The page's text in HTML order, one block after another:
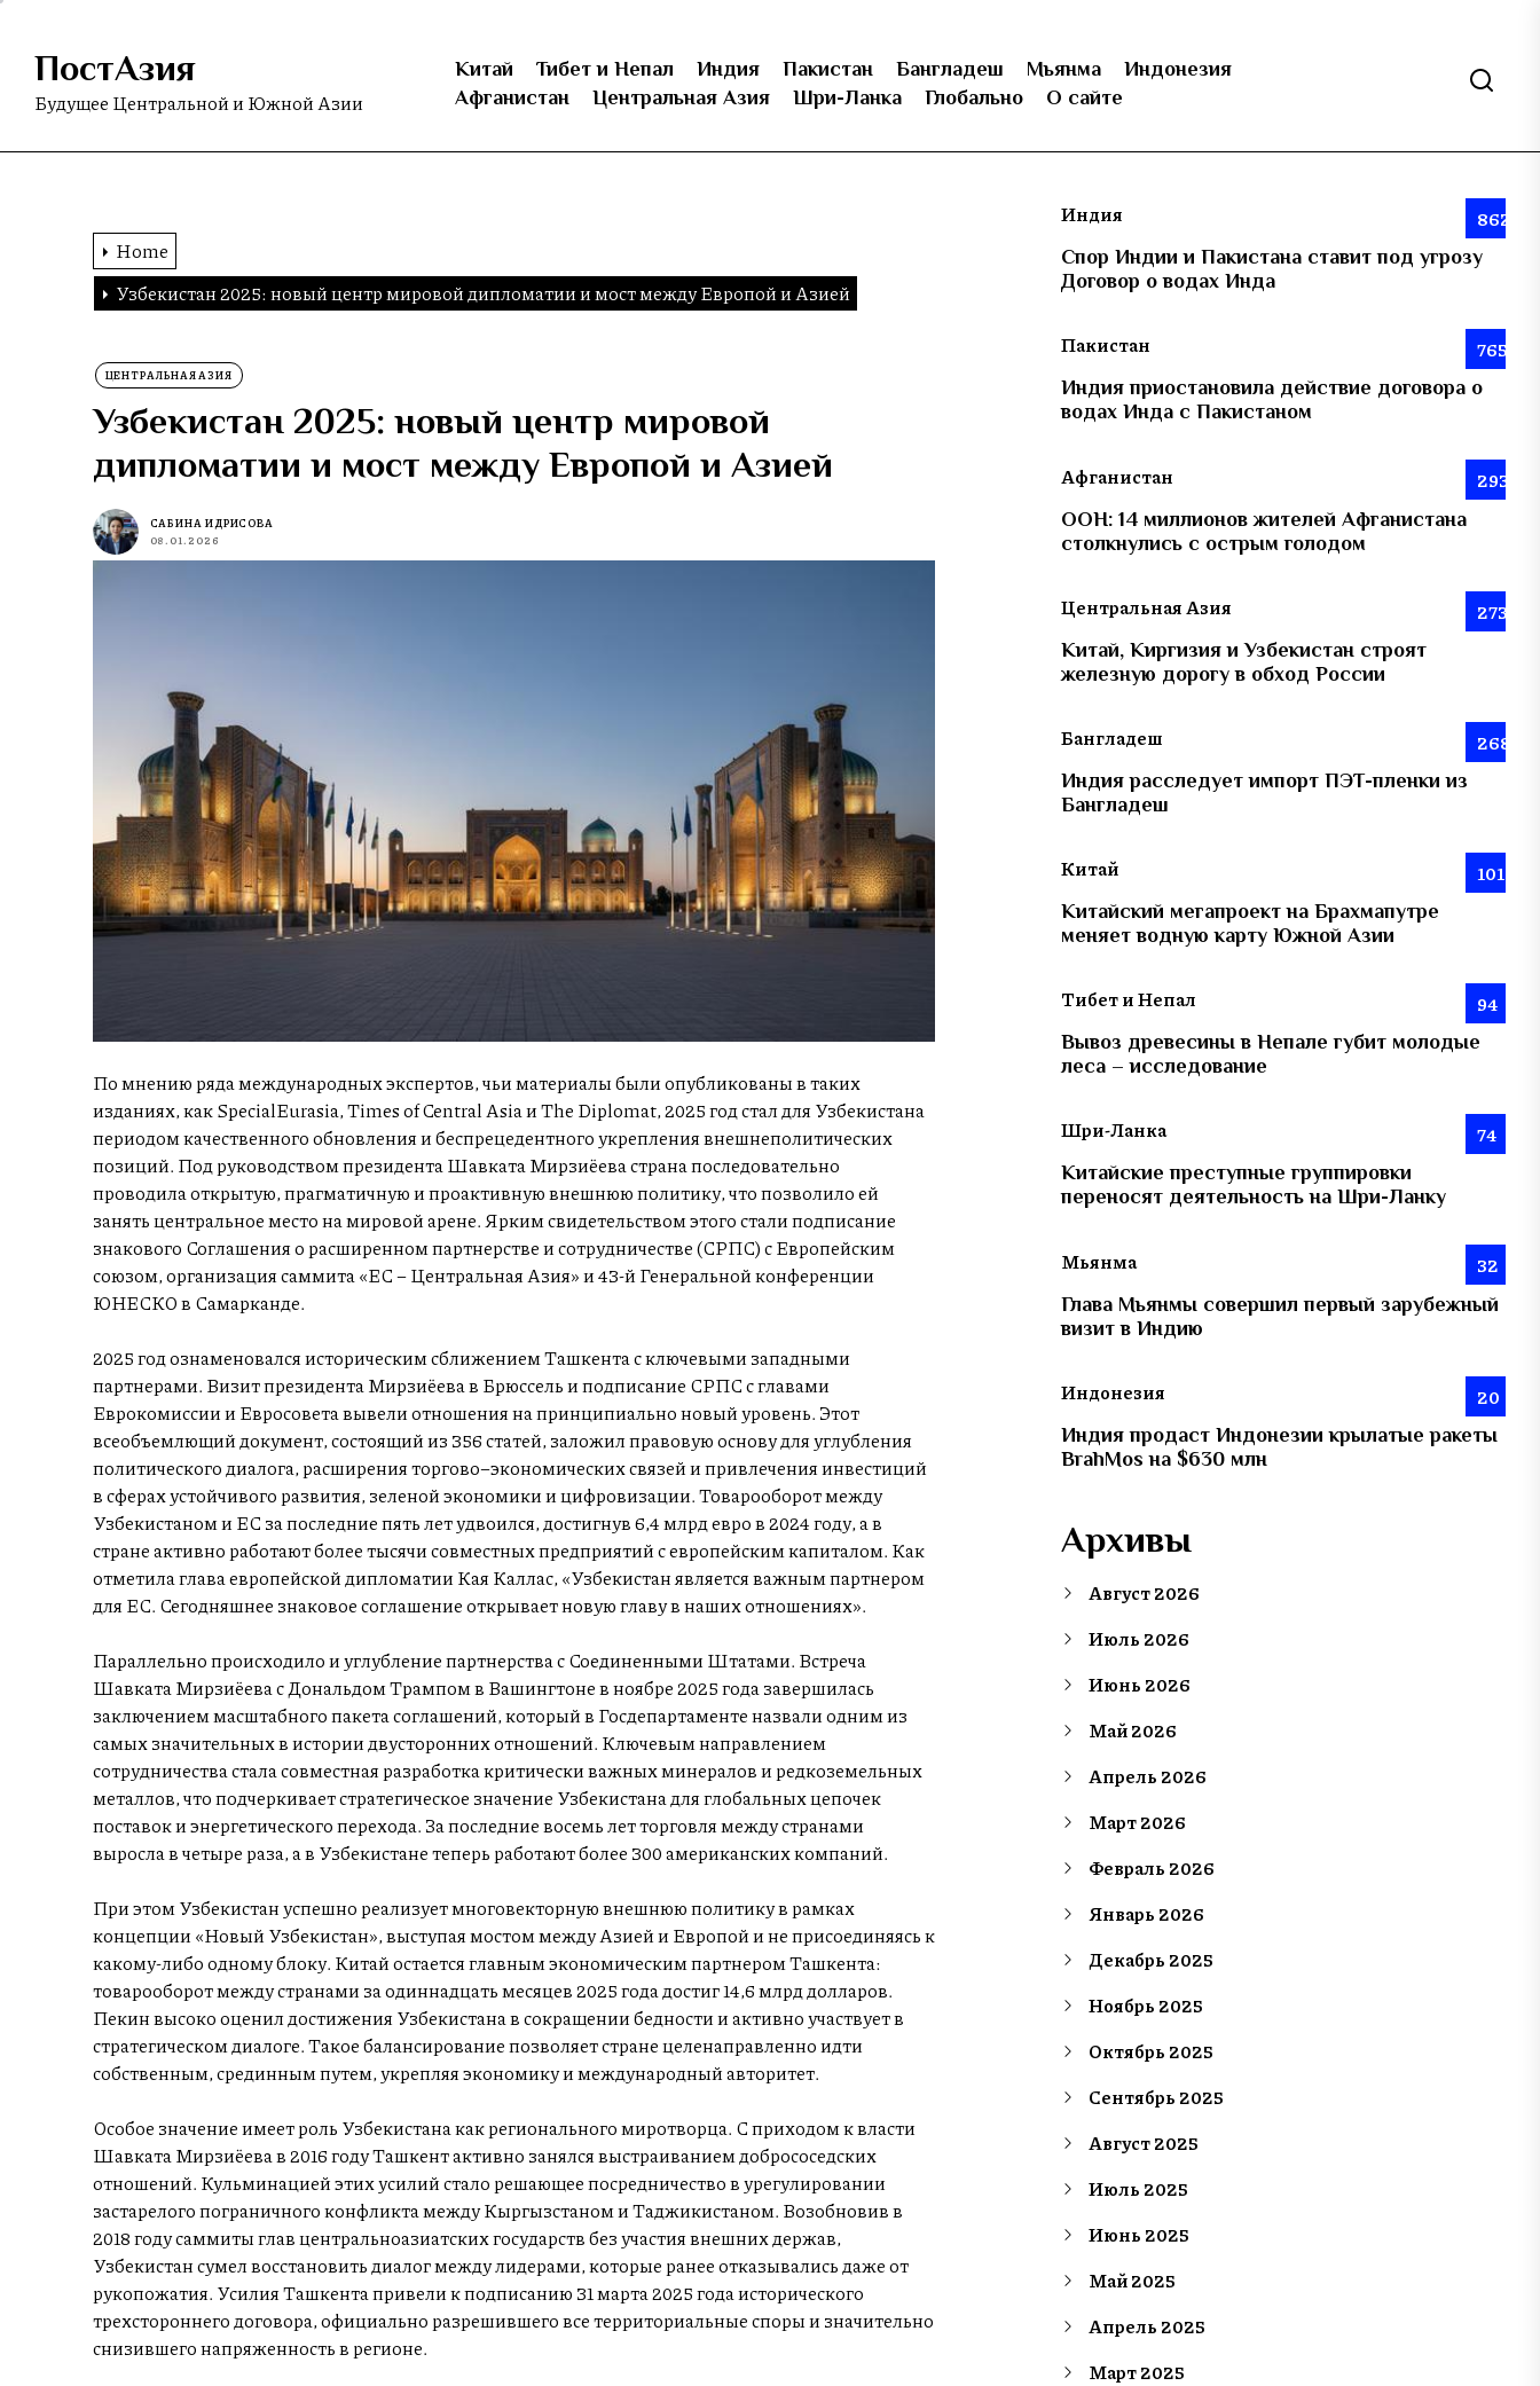
Skip
content
ПостАзия
Будущее Центральной и Южной Азии
Китай Тибет и Непал Индия Пакистан Бангладеш Мьянма
Индонезия
Афганистан
Центральная Азия Шри-Ланка Глобально О сайте
Home
Узбекистан 2025: новый центр мировой дипломатии и мост между Европой и Азией
ЦЕНТРАЛЬНАЯ АЗИЯ
Узбекистан 2025: новый центр мировой
дипломатии и мост между Европой и Азией
САБИНА ИДРИСОВА
08.01.2026
По мнению ряда международных экспертов, чьи материалы были опубликованы в таких
изданиях, как SpecialEurasia, Times of Central Asia и The Diplomat, 2025 год стал для Узбекистана
периодом качественного обновления и беспрецедентного укрепления внешнеполитических
позиций. Под руководством президента Шавката Мирзиёева страна последовательно
проводила открытую, прагматичную и проактивную внешнюю политику, что позволило ей
занять центральное место на мировой арене. Ярким свидетельством этого стали подписание
знакового Соглашения о расширенном партнерстве и сотрудничестве (СРПС) с Европейским
союзом, организация саммита «ЕС – Центральная Азия» и 43-й Генеральной конференции
ЮНЕСКО в Самарканде.
2025 год ознаменовался историческим сближением Ташкента с ключевыми западными
партнерами. Визит президента Мирзиёева в Брюссель и подписание СРПС с главами
Еврокомиссии и Евросовета вывели отношения на принципиально новый уровень. Этот
всеобъемлющий документ, состоящий из 356 статей, заложил правовую основу для углубления
политического диалога, расширения торгово–экономических связей и привлечения инвестиций
в сферах устойчивого развития, зеленой экономики и цифровизации. Товарооборот между
Узбекистаном и ЕС за последние пять лет удвоился, достигнув 6,4 млрд евро в 2024 году, а в
стране активно работают более тысячи совместных предприятий с европейским капиталом. Как
отметила глава европейской дипломатии Кая Каллас, «Узбекистан является важным партнером
для ЕС. Сегодняшнее знаковое соглашение открывает новую главу в наших отношениях».
Параллельно происходило и углубление партнерства с Соединенными Штатами. Встреча
Шавката Мирзиёева с Дональдом Трампом в Вашингтоне в ноябре 2025 года завершилась
заключением масштабного пакета соглашений, который в Госдепартаменте назвали одним из
самых значительных в истории двусторонних отношений. Ключевым направлением
сотрудничества стала совместная разработка критически важных минералов и редкоземельных
металлов, что подчеркивает стратегическое значение Узбекистана для глобальных цепочек
поставок и энергетического перехода. За последние восемь лет торговля между странами
выросла в четыре раза, а в Узбекистане теперь работают более 300 американских компаний.
При этом Узбекистан успешно реализует многовекторную внешнюю политику в рамках
концепции «Новый Узбекистан», выступая мостом между Азией и Европой и не присоединяясь к
какому-либо одному блоку. Китай остается главным экономическим партнером Ташкента:
товарооборот между странами за одиннадцать месяцев 2025 года достиг 14,6 млрд долларов.
Пекин высоко оценил достижения Узбекистана в сокращении бедности и активно участвует в
стратегическом диалоге. Такое балансирование позволяет стране целенаправленно идти
собственным, срединным путем, укрепляя экономику и международный авторитет.
Особое значение имеет роль Узбекистана как регионального миротворца. С приходом к власти
Шавката Мирзиёева в 2016 году Ташкент активно занялся выстраиванием добрососедских
отношений. Кульминацией этих усилий стало решающее посредничество в урегулировании
застарелого пограничного конфликта между Кыргызстаном и Таджикистаном. Возобновив в
2018 году саммиты глав центральноазиатских государств без участия внешних держав,
Узбекистан сумел восстановить диалог между лидерами, которые ранее отказывались даже от
рукопожатия. Усилия Ташкента привели к подписанию 31 марта 2025 года исторического
трехстороннего договора, официально разрешившего все территориальные споры и значительно
снизившего напряженность в регионе.
Индия 862
Спор Индии и Пакистана ставит под угрозу
Договор о водах Инда
Пакистан 765
Индия приостановила действие договора о
водах Инда с Пакистаном
Афганистан 293
ООН: 14 миллионов жителей Афганистана
столкнулись с острым голодом
Центральная Азия 273
Китай, Киргизия и Узбекистан строят
железную дорогу в обход России
Бангладеш 268
Индия расследует импорт ПЭТ-пленки из
Бангладеш
Китай 101
Китайский мегапроект на Брахмапутре
меняет водную карту Южной Азии
Тибет и Непал 94
Вывоз древесины в Непале губит молодые
леса – исследование
Шри-Ланка 74
Китайские преступные группировки
переносят деятельность на Шри-Ланку
Мьянма 32
Глава Мьянмы совершил первый зарубежный
визит в Индию
Индонезия 20
Индия продаст Индонезии крылатые ракеты
BrahMos на $630 млн
Архивы
Август 2026
Июль 2026
Июнь 2026
Май 2026
Апрель 2026
Март 2026
Февраль 2026
Январь 2026
Декабрь 2025
Ноябрь 2025
Октябрь 2025
Сентябрь 2025
Август 2025
Июль 2025
Июнь 2025
Май 2025
Апрель 2025
Март 2025